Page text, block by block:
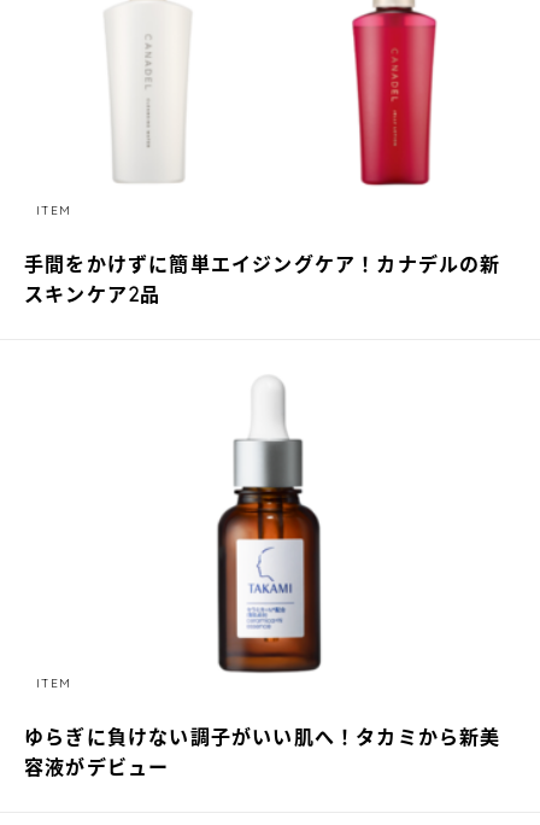
ITEM
手間をかけずに簡単エイジングケア！カナデルの新
スキンケア2品
ITEM
ゆらぎに負けない調子がいい肌へ！タカミから新美
容液がデビュー